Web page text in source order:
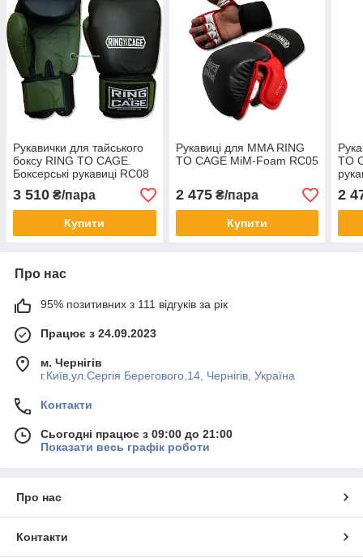
Рукавички для тайського
боксу RING TO CAGE.
Боксерські рукавиці RC08
3 510 ₴/пара
Купити
Рукавиці для MMA RING
TO CAGE MiM-Foam RC05
2 475₴/пара
Купити
TO
2
Про нас
95% позитивних з 111 відгуків за рік
Працює з 24.09.2023
м. Чернігів
г.Київ,ул.Сергiя Берегового,14, Чернігів, Україна
Контакти
Сьогодні працює з 09:00 до 21:00
Показати весь графік роботи
Про нас
Контакти